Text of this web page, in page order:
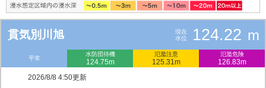
貫気別川旭
現在
水位
124.22 m
平常
水防団待機
124.75m
氾濫注意
125.31m
氾濫危険
126.83m
2026/8/8 4:50更新